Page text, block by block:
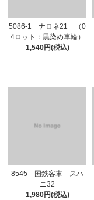
5086-1 ナロネ21 （0
4ロット：黒染め車輪）
1,540円(税込)
8545 国鉄客車 スハ
ニ32
1,980円(税込)